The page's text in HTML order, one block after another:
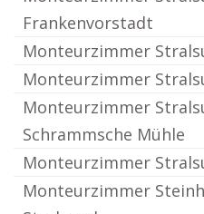
Frankenvorstadt
Monteurzimmer
Monteurzimmer
Monteurzimmer
Schrammsche Mühle
Monteurzimmer
Monteurzimmer